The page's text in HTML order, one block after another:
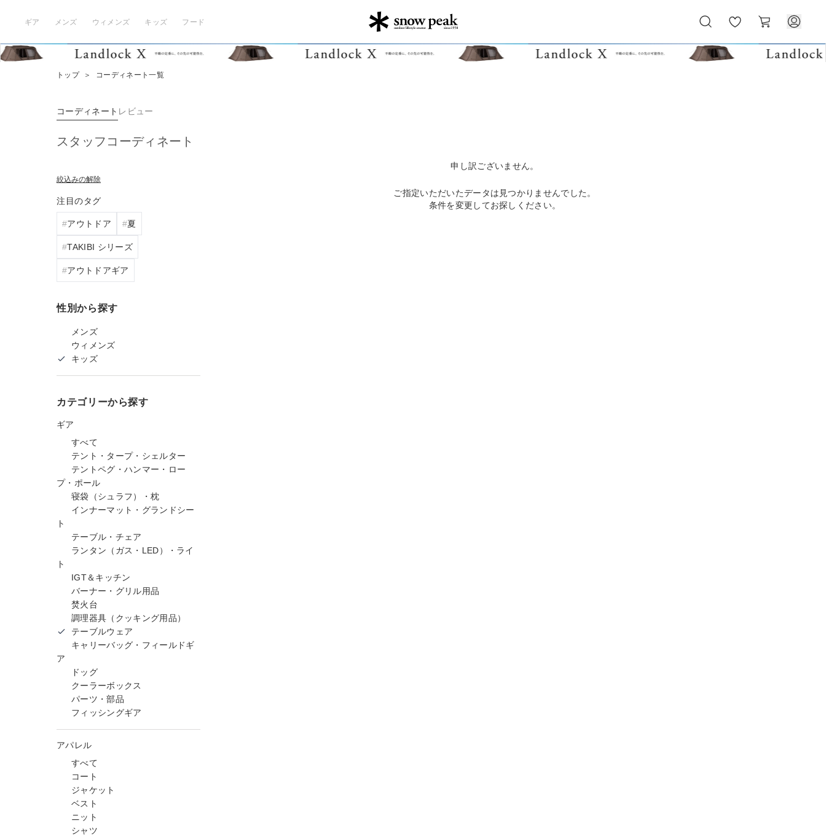
ギア メンズ ウィメンズ キッズ フード
気
に
ー
ト
トップ ＞ コーディネート一覧
コーディネート レビュー
スタッフコーディネート
絞込みの解除
注目のタグ
アウトドア 夏
TAKIBI シリーズ
アウトドアギア
性別から探す
メンズ
ウィメンズ
キッズ
カテゴリーから探す
ギア
すべて
テント・タープ・シェルター
テントペグ・ハンマー・ロー
プ・ポール
寝袋（シュラフ）・枕
インナーマット・グランドシー
ト
テーブル・チェア
ランタン（ガス・LED）・ライ
ト
IGT＆キッチン
バーナー・グリル用品
焚火台
調理器具（クッキング用品）
テーブルウェア
キャリーバッグ・フィールドギ
ア
ドッグ
クーラーボックス
パーツ・部品
フィッシングギア
アパレル
すべて
コート
ジャケット
ベスト
ニット
シャツ
申し訳ございません。
ご指定いただいたデータは見つかりませんでした。
条件を変更してお探しください。